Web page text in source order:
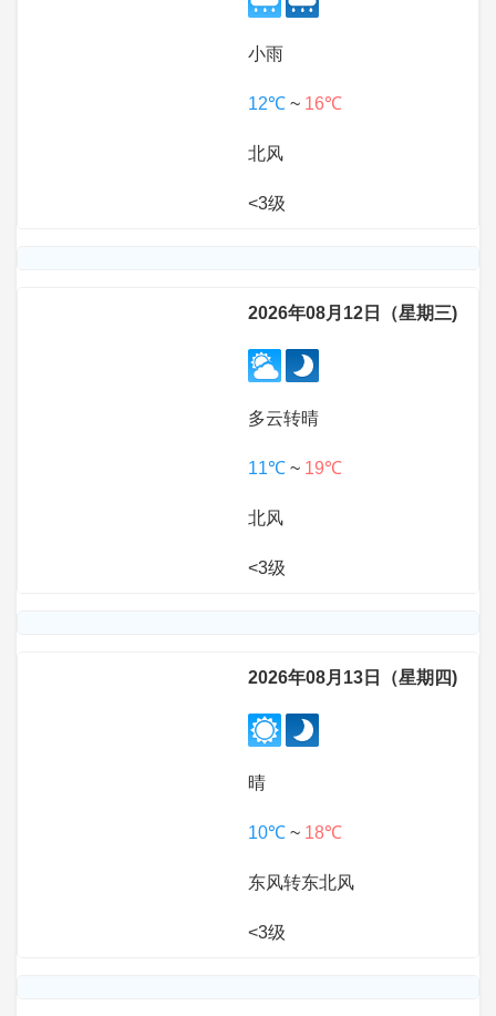
小雨
12℃ ~ 16℃
北风
<3级
2026年08月12日（星期三)
多云转晴
11℃ ~ 19℃
北风
<3级
2026年08月13日（星期四)
晴
10℃ ~ 18℃
东风转东北风
<3级